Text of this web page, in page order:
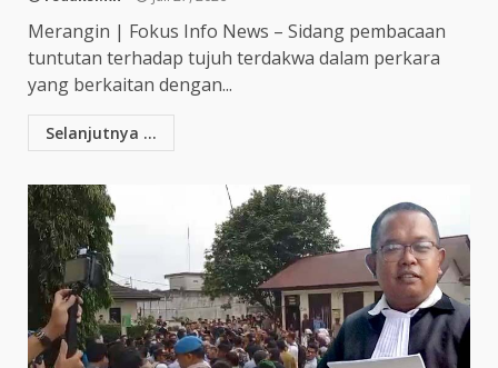
Merangin | Fokus Info News – Sidang pembacaan
tuntutan terhadap tujuh terdakwa dalam perkara
yang berkaitan dengan...
Selanjutnya ...